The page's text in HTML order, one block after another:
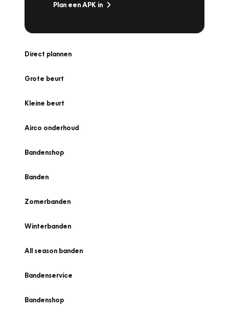
Plan een APK in
Direct plannen
Grote beurt
Kleine beurt
Airco onderhoud
Bandenshop
Banden
Zomerbanden
Winterbanden
All season banden
Bandenservice
Bandenshop